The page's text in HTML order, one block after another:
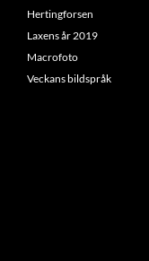
Hertingforsen
Laxens år 2019
Macrofoto
Veckans bildspråk